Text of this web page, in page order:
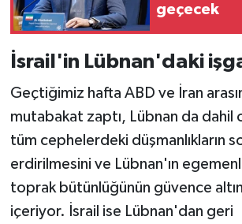
geçecek
İsrail'in Lübnan'daki
Geçtiğimiz hafta ABD ve İran
mutabakat zaptı, Lübnan da dahil
tüm cephelerdeki düşmanlıkların
erdirilmesini ve Lübnan'ın
toprak bütünlüğünün güvence altına
içeriyor. İsrail ise Lübnan'dan geri